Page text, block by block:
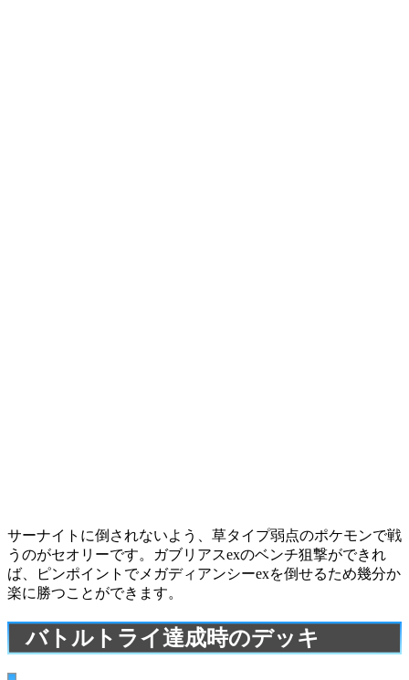
サーナイトに倒されないよう、草タイプ弱点のポケモンで戦
うのがセオリーです。ガブリアスexのベンチ狙撃ができれ
ば、ピンポイントでメガディアンシーexを倒せるため幾分か
楽に勝つことができます。
バトルトライ達成時のデッキ